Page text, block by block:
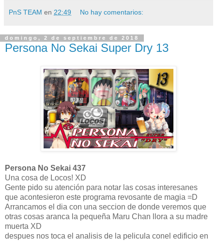
PnS TEAM en 22:49 No hay comentarios:
domingo, 2 de septiembre de 2018
Persona No Sekai Super Dry 13
Persona No Sekai 437
Una cosa de Locos! XD
Gente pido su atención para notar las cosas interesanes
que acontesieron este programa revosante de magia =D
Arrancamos el dia con una seccion de donde veremos que
otras cosas aranca la pequeña Maru Chan llora a su madre
muerta XD
despues nos toca el analisis de la pelicula conel edificio en